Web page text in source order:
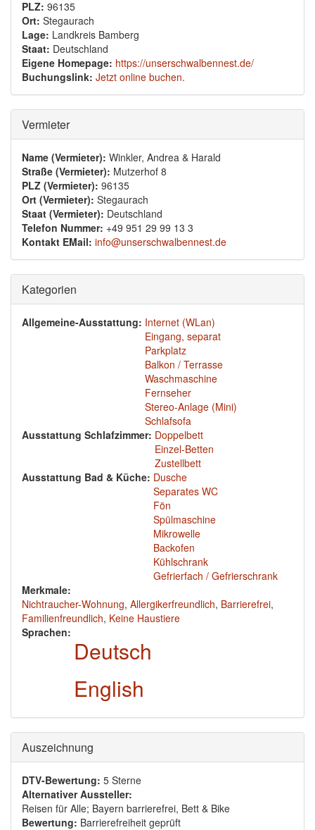
PLZ: 96135
Ort: Stegaurach
Lage: Landkreis Bamberg
Staat: Deutschland
Eigene Homepage: https://unserschwalbennest.de/
Buchungslink: Jetzt online buchen.
Ausblenden
Vermieter
Name (Vermieter): Winkler, Andrea & Harald
Straße (Vermieter): Mutzerhof 8
PLZ (Vermieter): 96135
Ort (Vermieter): Stegaurach
Staat (Vermieter): Deutschland
Telefon Nummer: +49 951 29 99 13 3
Kontakt EMail: info@unserschwalbennest.de
Ausblenden
Kategorien
Allgemeine-Ausstattung: Internet (WLan)
Eingang, separat
Parkplatz
Balkon / Terrasse
Waschmaschine
Fernseher
Stereo-Anlage (Mini)
Schlafsofa
Ausstattung Schlafzimmer: Doppelbett
Einzel-Betten
Zustellbett
Ausstattung Bad & Küche: Dusche
Separates WC
Fön
Spülmaschine
Mikrowelle
Backofen
Kühlschrank
Gefrierfach / Gefrierschrank
Merkmale:
Nichtraucher-Wohnung, Allergikerfreundlich, Barrierefrei,
Familienfreundlich, Keine Haustiere
Sprachen:
Deutsch
English
Ausblenden
Auszeichnung
DTV-Bewertung: 5 Sterne
Alternativer Aussteller:
Reisen für Alle; Bayern barrierefrei, Bett & Bike
Bewertung: Barrierefreiheit geprüft